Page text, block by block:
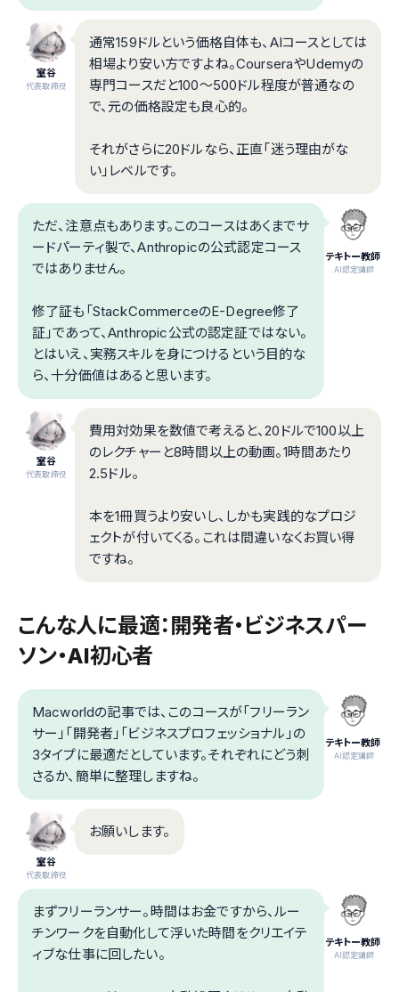
室谷
代表取締役
通常159ドルという価格自体も、AIコースとしては
相場より安い方ですよね。CourseraやUdemyの
専門コースだと100～500ドル程度が普通なの
で、元の価格設定も良心的。
それがさらに20ドルなら、正直「迷う理由がな
い」レベルです。
テキトー教師
.AI認定講師
ただ、注意点もあります。このコースはあくまでサ
ードパーティ製で、Anthropicの公式認定コース
ではありません。
修了証も「StackCommerceのE-Degree修了
証」であって、Anthropic公式の認定証ではない。
とはいえ、実務スキルを身につけるという目的な
ら、十分価値はあると思います。
室谷
代表取締役
費用対効果を数値で考えると、20ドルで100以上
のレクチャーと8時間以上の動画。1時間あたり
2.5ドル。
本を1冊買うより安いし、しかも実践的なプロジ
ェクトが付いてくる。これは間違いなくお買い得
ですね。
こんな人に最適：開発者・ビジネスパー
ソン・AI初心者
テキトー教師
.AI認定講師
Macworldの記事では、このコースが「フリーラン
サー」「開発者」「ビジネスプロフェッショナル」の
3タイプに最適だとしています。それぞれにどう刺
さるか、簡単に整理しますね。
室谷
代表取締役
お願いします。
テキトー教師
.AI認定講師
まずフリーランサー。時間はお金ですから、ルー
チンワークを自動化して浮いた時間をクリエイテ
ィブな仕事に回したい。